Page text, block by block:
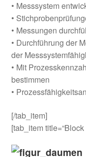
• Messsystem
•
• Messungen
• Durchführung der
der
• Mit
bestimmen
•
[/tab_item]
[tab_item